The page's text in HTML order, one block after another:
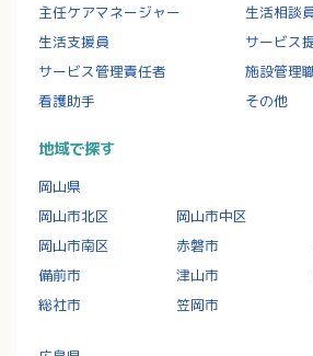
主任ケアマネージャー
生活相談
生活支援員
サービス
サービス管理責任者
施設管理
看護助手
その他
地域で探す
岡山県
岡山市北区
岡山市中区
岡山市南区
赤磐市
備前市
津山市
総社市
笠岡市